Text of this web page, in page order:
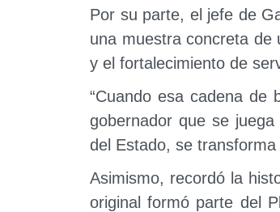
Por su parte, el jefe de
una muestra concreta de
y el fortalecimiento de
“Cuando esa cadena de
gobernador que se
del Estado, se
Asimismo, recordó la
original formó parte del